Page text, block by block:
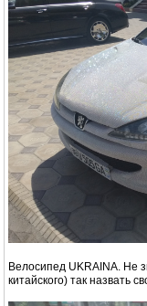
Велосипед UKRAINA. Не
китайского) так назвать